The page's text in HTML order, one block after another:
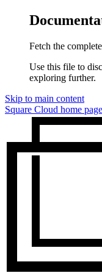
Fetch the
Use this file to
exploring further.
Skip to main content
Square Cloud home page